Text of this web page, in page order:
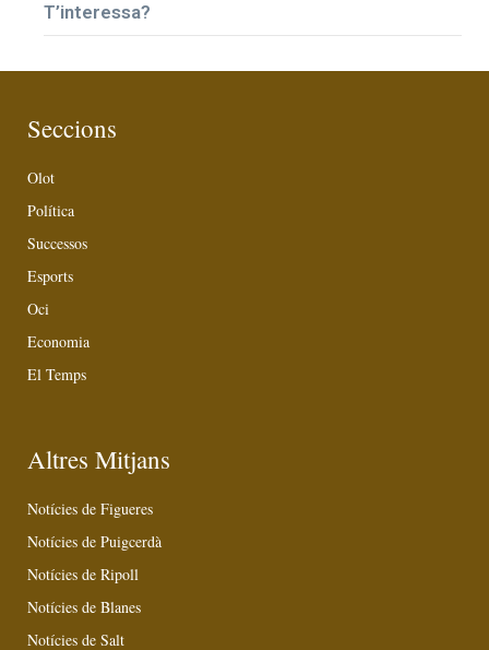
T’interessa?
Seccions
Olot
Política
Successos
Esports
Oci
Economia
El Temps
Altres Mitjans
Notícies de Figueres
Notícies de Puigcerdà
Notícies de Ripoll
Notícies de Blanes
Notícies de Salt